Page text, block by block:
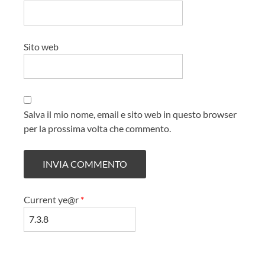
Sito web
Salva il mio nome, email e sito web in questo browser
per la prossima volta che commento.
Current ye@r *